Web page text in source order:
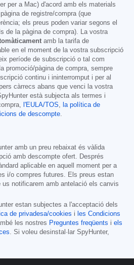
per a Mac) d'acord amb els materials
de registre/compra (que
els preus poden variar segons el
de la pàgina de compra). La vostra
amb la tarifa de
en el moment de la vostra subscripció
període de subscripció o tal com
promoció/pàgina de compra, sempre
continu i ininterromput i per al
càrrecs abans que venci la vostra
està subjecta als termes i
l'EULA/TOS, la política de
de descompte.
amb un preu rebaixat és vàlida
amb descompte ofert. Després
aplicable en aquell moment per a
i/o compres futures. Els preus estan
notificarem amb antelació els canvis
estan subjectes a l'acceptació dels
de privadesa/cookies i les Condicions
les nostres Preguntes freqüents i els
. Si voleu desinstal·lar SpyHunter,